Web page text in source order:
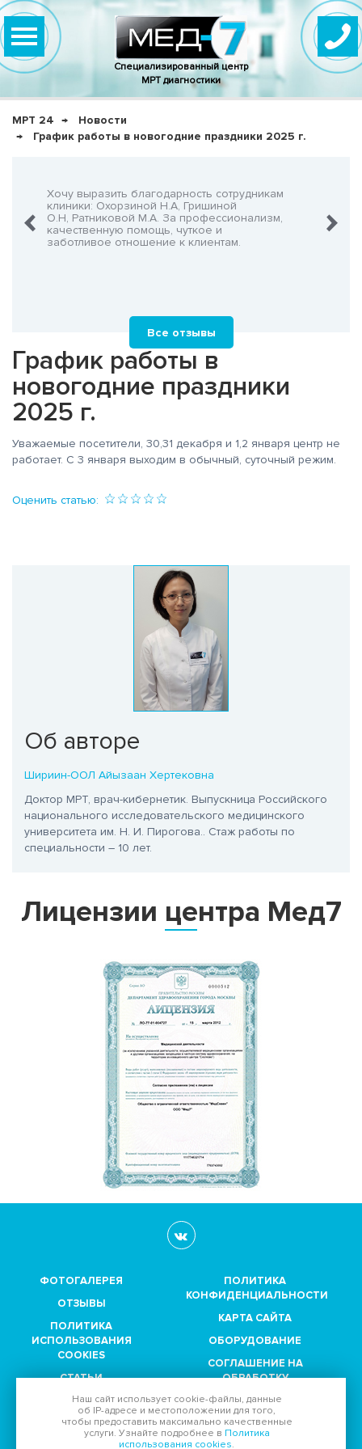
Специализированный центр
МРТ диагностики
МРТ 24
Новости
График работы в новогодние праздники 2025 г.
Хочу выразить благодарность сотрудникам
клиники: Охорзиной Н.А, Гришиной
О.Н, Ратниковой М.А. За профессионализм,
качественную помощь, чуткое и
заботливое отношение к клиентам.
Все отзывы
График работы в
новогодние праздники
2025 г.
Уважаемые посетители, 30,31 декабря и 1,2 января центр не
работает. С 3 января выходим в обычный, суточный режим.
Оценить статью:
Об авторе
Шириин-ООЛ Айызаан Хертековна
Доктор МРТ, врач-кибернетик. Выпускница Российского
национального исследовательского медицинского
университета им. Н. И. Пирогова.. Стаж работы по
специальности – 10 лет.
Лицензии центра Мед7
ФОТОГАЛЕРЕЯ
ОТЗЫВЫ
ПОЛИТИКА
ИСПОЛЬЗОВАНИЯ
COOKIES
СТАТЬИ
ПАРТНЕРЫ
ПОЛИТИКА
КОНФИДЕНЦИАЛЬНОСТИ
КАРТА САЙТА
ОБОРУДОВАНИЕ
СОГЛАШЕНИЕ НА
ОБРАБОТКУ
ДАННЫХ
Принимаем к оплате:
Наш сайт использует cookie-файлы, данные
об IP-адресе и местоположении для того,
чтобы предоставить максимально качественные
услуги. Узнайте подробнее в Политика
использования cookies.